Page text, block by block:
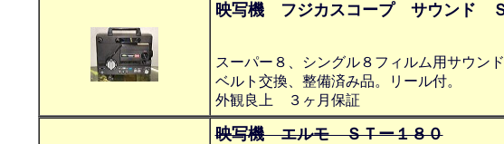
映写機 フジカスコープ サウンド
スーパー８、シングル８フィルム用サウン
ベルト交換、整備済み品。リール付。
外観良上 ３ヶ月保証
映写機 エルモ ＳＴー１８０